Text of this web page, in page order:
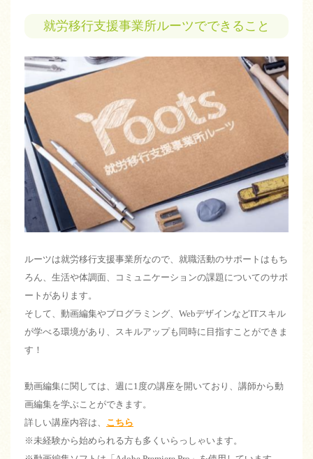
就労移行支援事業所ルーツでできること
ルーツは就労移行支援事業所なので、就職活動のサポートはもち
ろん、生活や体調面、コミュニケーションの課題についてのサポ
ートがあります。
そして、動画編集やプログラミング、WebデザインなどITスキル
が学べる環境があり、スキルアップも同時に目指すことができま
す！
動画編集に関しては、週に1度の講座を開いており、講師から動
画編集を学ぶことができます。
詳しい講座内容は、 こちら
※未経験から始められる方も多くいらっしゃいます。